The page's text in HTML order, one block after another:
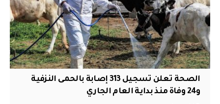
الصحة تعلن تسجيل 313 إصابة بالحمى النزفية
و24 وفاة منذ بداية العام الجاري